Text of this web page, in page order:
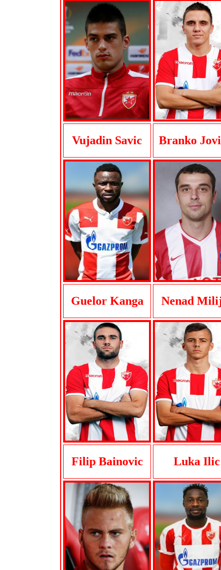
Vujadin Savic Branko
Guelor Kanga Nenad
Filip Bainovic Luka Ilic